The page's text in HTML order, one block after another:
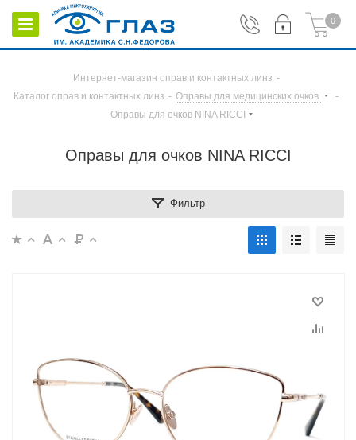
0
Интернет-магазин оправ и контактных линз -
Каталог оправ и контактных линз - Оправы для медицинских очков
-
Оправы для очков NINA RICCI
Оправы для очков NINA RICCI
Фильтр